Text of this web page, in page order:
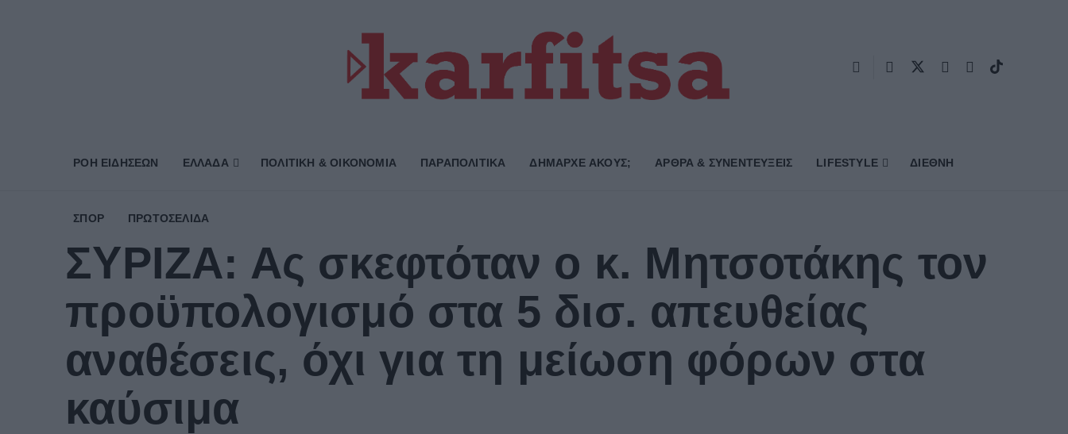
ΡΟΗ ΕΙΔΗΣΕΩΝ ΕΛΛΑΔΑ ΠΟΛΙΤΙΚΗ & ΟΙΚΟΝΟΜΙΑ ΠΑΡΑΠΟΛΙΤΙΚΑ ΔΗΜΑΡΧE ΑΚΟΥΣ; ΑΡΘΡΑ & ΣΥΝΕΝΤΕΥΞΕΙΣ LIFESTYLE ΔΙΕΘΝΗ
ΣΠΟΡ ΠΡΩΤΟΣΈΛΙΔΑ
ΣΥΡΙΖΑ: Ας σκεφτόταν ο κ. Μητσοτάκης τον
προϋπολογισμό στα 5 δισ. απευθείας
αναθέσεις, όχι για τη μείωση φόρων στα
καύσιμα